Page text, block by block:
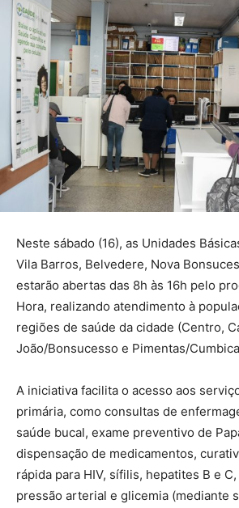
Neste sábado (16), as Unidades
Vila Barros, Belvedere, Nova
estarão abertas das 8h às 16h pelo
Hora, realizando atendimento à
regiões de saúde da cidade (Centro,
João/Bonsucesso e Pimentas/
A iniciativa facilita o acesso aos
primária, como consultas de
saúde bucal, exame preventivo de
dispensação de medicamentos,
rápida para HIV, sífilis, hepatites B e
pressão arterial e glicemia (mediante